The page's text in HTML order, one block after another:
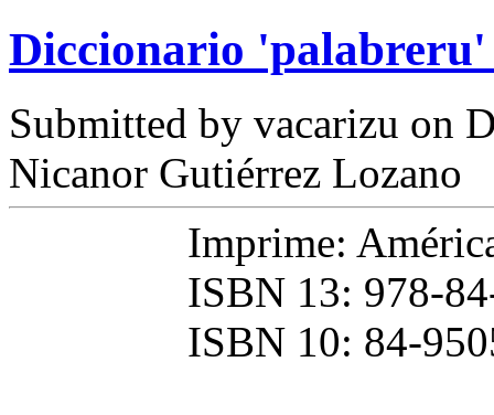
Diccionario
Submitted by vacarizu on
Nicanor Gutiérrez Lozano
Imprime:
ISBN 13: 978-
ISBN 10: 84-